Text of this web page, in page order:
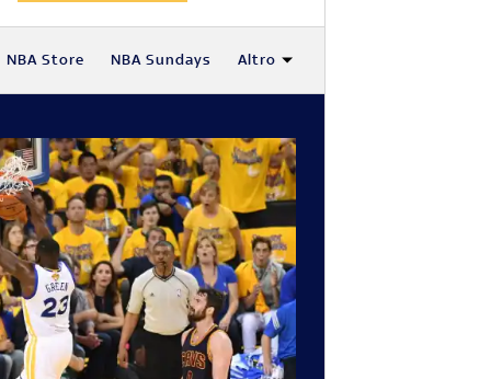
NBA Store NBA Sundays Altro